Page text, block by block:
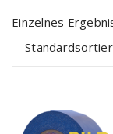
Einzelnes